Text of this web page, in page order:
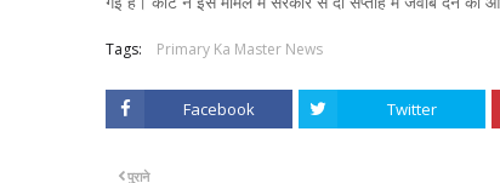
Tags: Primary Ka Master News
Facebook Twitter
पुराने